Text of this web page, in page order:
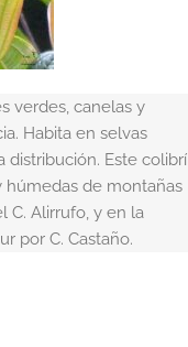
verdes, canelas y
Habita en selvas
distribución. Este colibrí
de montañas
C. Alirrufo, y en la
por C. Castaño.